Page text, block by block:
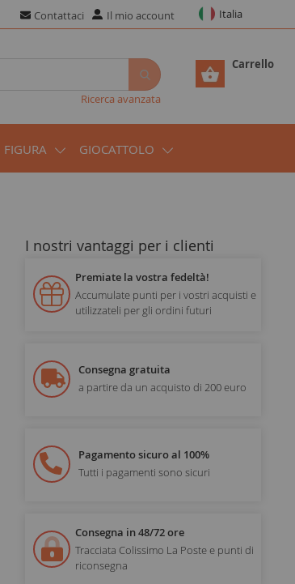
Contattaci Il mio account Italia
Carrello
Ricerca avanzata
FIGURA GIOCATTOLO
I nostri vantaggi per i clienti
Premiate la vostra fedeltà!
Accumulate punti per i vostri acquisti e
utilizzateli per gli ordini futuri
Consegna gratuita
a partire da un acquisto di 200 euro
Pagamento sicuro al 100%
Tutti i pagamenti sono sicuri
Consegna in 48/72 ore
Tracciata Colissimo La Poste e punti di
riconsegna